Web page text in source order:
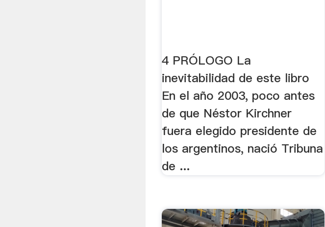
4 PRÓLOGO La
inevitabilidad de este libro
En el año 2003, poco antes
de que Néstor Kirchner
fuera elegido presidente de
los argentinos, nació Tribuna
de ...